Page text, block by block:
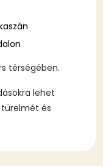
térségében.
lehet
türelmét és